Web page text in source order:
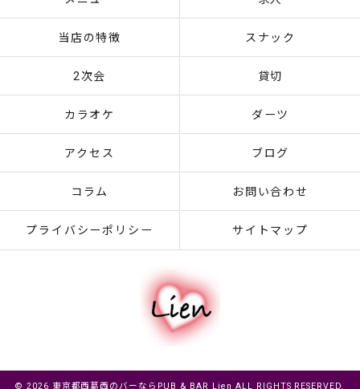
当店の特徴 スナック
2次会 貸切
カラオケ ダーツ
アクセス ブログ
コラム お問い合わせ
プライバシーポリシー サイトマップ
© 2026 東京都西葛西のバーならPUB & BAR Lien ALL RIGHTS RESERVED.